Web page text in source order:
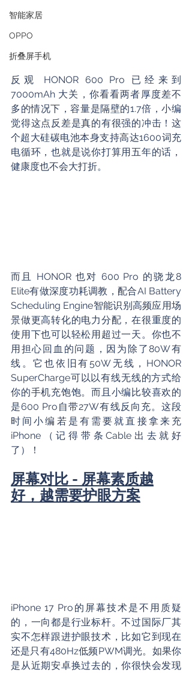
智能家居
OPPO
折叠屏手机
反观 HONOR 600 Pro 已经来到
7000mAh 大关，你看看两者厚度差不
多的情况下，容量是隔壁的1.7倍，小编
觉得这点反差是真的有很强的冲击！这
个超大硅碳电池本身支持高达1600词充
电循环，也就是说你打算用五年的话，
健康度也不会大打折。
而且 HONOR 也对 600 Pro 的骁龙8
Elite有做深度功耗调教，配合AI Battery
Scheduling Engine智能识别高频应用场
景做更高转化的电力分配，在很重度的
使用下也可以轻松用超过一天。你也不
用担心回血的问题，因为除了80W有
线。它也依旧有50W无线，HONOR
SuperCharge可以以有线无线的方式给
你的手机充饱饱。而且小编比较喜欢的
是600 Pro自带27W有线反向充。这段
时间小编若是有需要就直接拿来充
iPhone（记得带条Cable出去就好
了）！
屏幕对比 - 屏幕素质越
好，越需要护眼方案
iPhone 17 Pro的屏幕技术是不用质疑
的，一向都是行业标杆。不过国际厂其
实不怎样跟进护眼技术，比如它到现在
还是只有480Hz低频PWM调光。如果你
是从近期安卓换过去的，你很快会发现